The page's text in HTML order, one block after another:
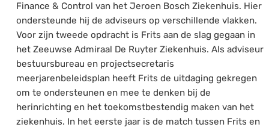
Finance & Control van het Jeroen Bosch Ziekenhuis. Hier
ondersteunde hij de adviseurs op verschillende vlakken.
Voor zijn tweede opdracht is Frits aan de slag gegaan in
het Zeeuwse Admiraal De Ruyter Ziekenhuis. Als adviseur
bestuursbureau en projectsecretaris
meerjarenbeleidsplan heeft Frits de uitdaging gekregen
om te ondersteunen en mee te denken bij de
herinrichting en het toekomstbestendig maken van het
ziekenhuis. In het eerste jaar is de match tussen Frits en